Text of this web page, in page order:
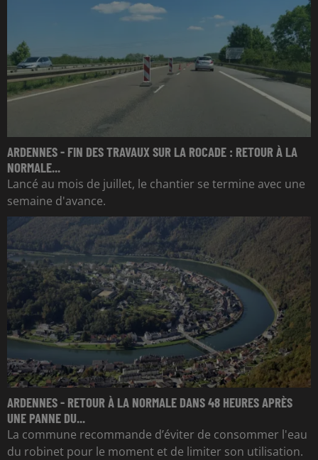
ARDENNES - FIN DES TRAVAUX SUR LA ROCADE : RETOUR À LA
NORMALE...
Lancé au mois de juillet, le chantier se termine avec une
semaine d'avance.
ARDENNES - RETOUR À LA NORMALE DANS 48 HEURES APRÈS
UNE PANNE DU...
La commune recommande d’éviter de consommer l'eau
du robinet pour le moment et de limiter son utilisation.